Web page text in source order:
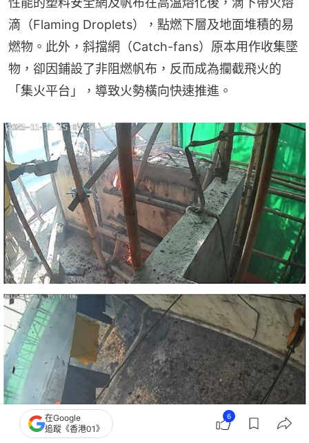
滴（Flaming Droplets），點燃下層及地面堆積的易
燃物。此外，斜擋網（Catch-fans）原本用作收集墜
物，卻因鋪設了非阻燃帆布，反而成為攔截飛火的
「集火平台」，導致火勢橫向快速推進。
在Google
追蹤《香港01》
6